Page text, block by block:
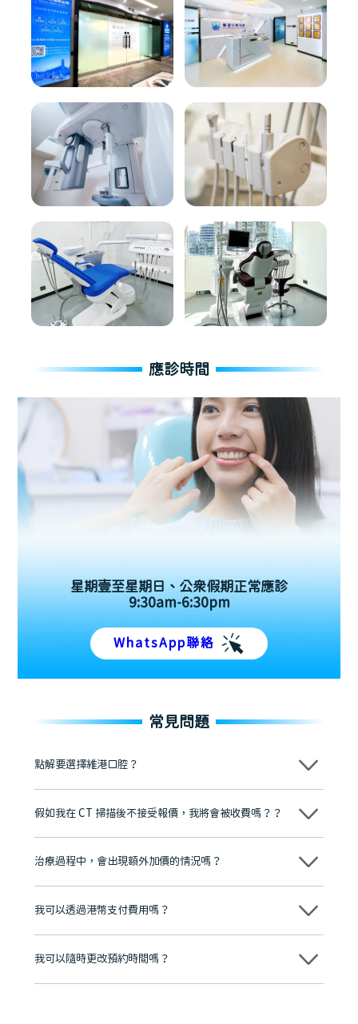
應診時間
星期壹至星期日、公眾假期正常應診
9:30am-6:30pm
WhatsApp聯絡
常見問題
點解要選擇維港口腔？
維港口腔踐行「醫道濟世」的大學校訓，各分院匯聚來自香港、內地的
牌」、「2025香港企業領袖品牌」，是諾貝爾種植系統全球放心植牙中
至今已服務超過三十個國家和地區的顧客，受到粵港澳大灣區及周邊城
市市民極高的口碑評價及信任推薦 珠海、深圳設有八大分院，香港亦設
有咨詢及服務保障中心，有任何問題都可以隨時預約免費咨詢，讓人十
假如我在 CT 掃描後不接受報價，我將會被收費嗎？？
不會！只要未開始實際服務之前，你不會被收取任何費用。
治療過程中，會出現額外加價的情況嗎？
不會，治療前我們會詳細說明治療方案及對應的價錢，顧客同意並簽字
我可以透過港幣支付費用嗎？
可以。維港口腔會按照當日匯率轉算收取費用，而匯率會及時告知客人
我可以隨時更改預約時間嗎？
可以，請盡早通過wechat或whatsapp聯絡我們，告知我們你原本預約